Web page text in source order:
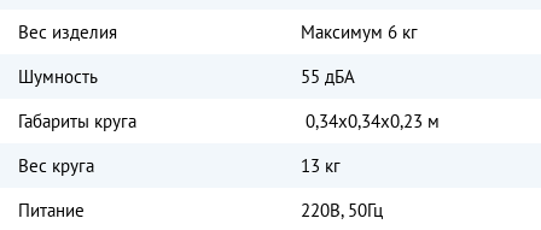
Вес изделия
Максимум 6 кг
Шумность
55 дБА
Габариты круга
0,34х0,34х0,23 м
Вес круга
13 кг
Питание
220В, 50Гц